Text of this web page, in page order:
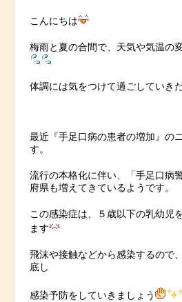
こんにちは
梅雨と夏の合間で、天気や気温の
体調には気をつけて過ごしていき
最近『手足口病の患者の増加』の
す。
流行の本格化に伴い、「手足口病
府県も増えてきているようです。
この感染症は、５歳以下の乳幼児
ます
飛沫や接触などから感染するので
底し
感染予防をしていきましょう